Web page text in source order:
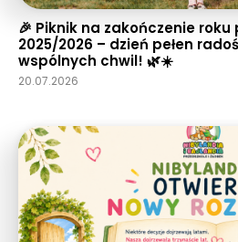
🎉 Piknik na zakończenie
2025/2026 – dzień pełen
wspólnych chwil! 🌿☀️
20.07.2026